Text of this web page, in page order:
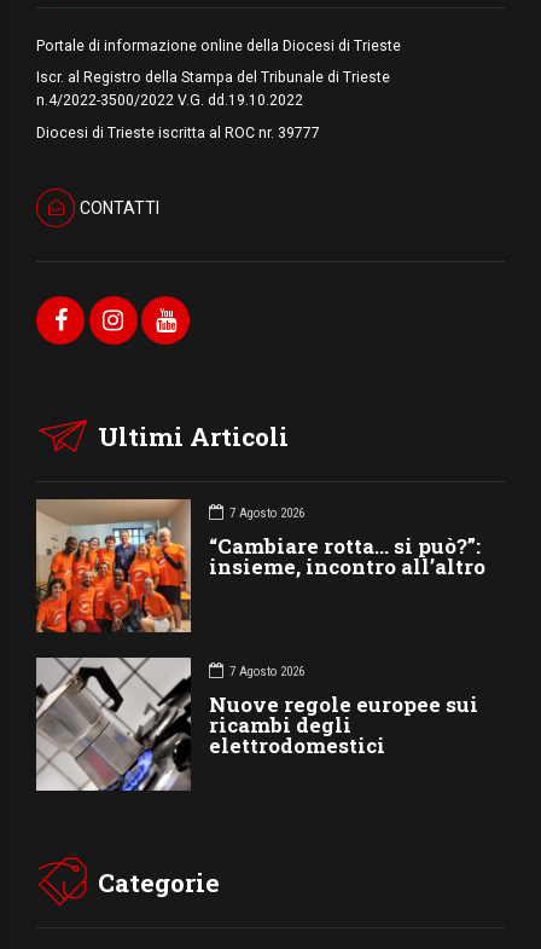
Portale di informazione online della Diocesi di Trieste
Iscr. al Registro della Stampa del Tribunale di Trieste
n.4/2022-3500/2022 V.G. dd.19.10.2022
Diocesi di Trieste iscritta al ROC nr. 39777
CONTATTI
Ultimi Articoli
7 Agosto 2026
“Cambiare rotta… si può?”:
insieme, incontro all’altro
7 Agosto 2026
Nuove regole europee sui
ricambi degli
elettrodomestici
Categorie